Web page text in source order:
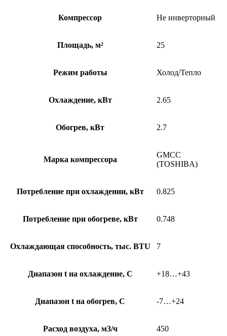
Компрессор Не инверторный
Площадь, м² 25
Режим работы Холод/Тепло
Охлаждение, кВт 2.65
Обогрев, кВт 2.7
Марка компрессора
GMCC
(TOSHIBA)
Потребление при охлаждении, кВт 0.825
Потребление при обогреве, кВт 0.748
Охлаждающая способность, тыс. BTU 7
Диапазон t на охлаждение, С +18…+43
Диапазон t на обогрев, С -7…+24
Расход воздуха, м3/ч 450